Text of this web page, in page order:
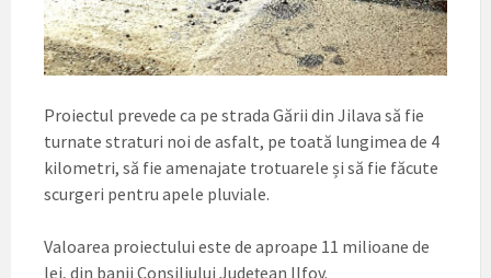
Proiectul prevede ca pe strada Gării din Jilava să fie
turnate straturi noi de asfalt, pe toată lungimea de 4
kilometri, să fie amenajate trotuarele și să fie făcute
scurgeri pentru apele pluviale.
Valoarea proiectului este de aproape 11 milioane de
lei, din banii Consiliului Județean Ilfov.